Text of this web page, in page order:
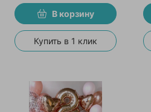
В корзину
Купить в 1 клик